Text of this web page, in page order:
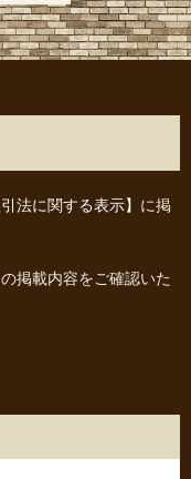
法に関する表示】 に掲
掲載内容をご確認いた